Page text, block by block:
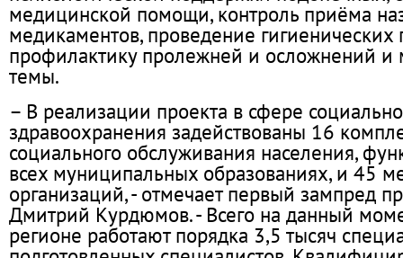
медицинской помощи, контроль приёма
медикаментов, проведение гигиенических
профилактику пролежней и осложнений и
темы.
– В реализации проекта в сфере
здравоохранения задействованы 16
социального обслуживания населения,
всех муниципальных образованиях, и 45
организаций, - отмечает первый зампред
Дмитрий Курдюмов. - Всего на данный
регионе работают порядка 3,5 тысяч